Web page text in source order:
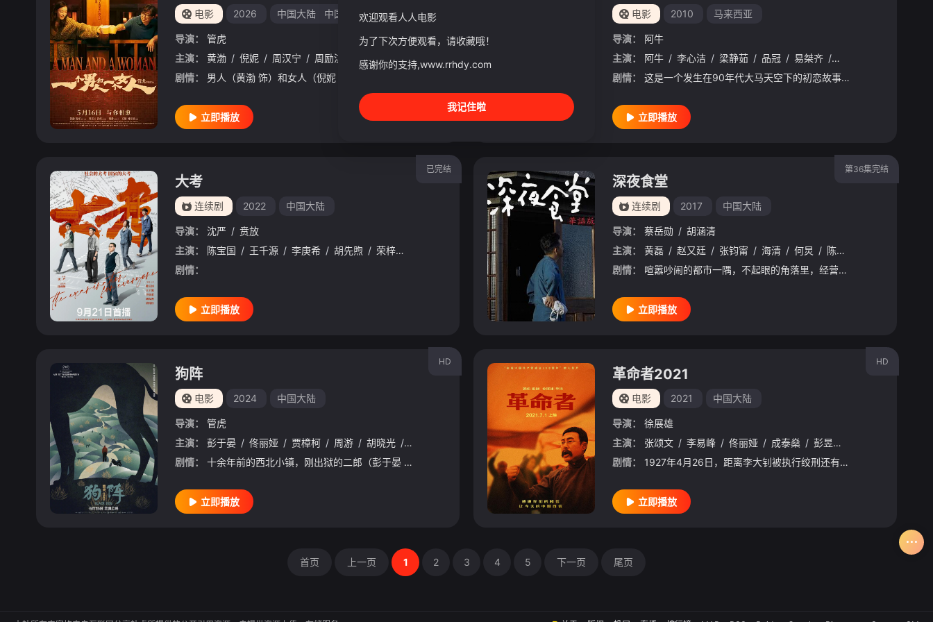
电影 2026 中国大陆 中国香港
导演：
管虎
主演：
黄渤 / 倪妮 / 周汉宁 / 周励淇 伍咏薇 / 梁静 颜卓灵 张松枝 / 夏韶声 / 于黛琴 / 梁志鹏 / 郭思 / 艾妮 / 洪助升
剧情：
立即播放
电影 2010 马来西亚
导演：
阿牛
主演：
阿牛 / 李心洁 / 梁静茹 / 品冠 / 易桀齐 / 曹格
剧情：
这是一个发生在90年代大马天空下的初恋故事。botak（阿牛 饰）是憨厚老实的卖咖啡的儿子，喜欢上了青梅竹马的单亲家庭女孩“打架鱼”周安琪（李心洁 饰），却一直不敢表达。花痴女孩马丽冰（梁静茹 饰）一
立即播放
已完结
大考
连续剧 2022 中国大陆
导演： 沈严 / 贲放
主演：
陈宝国 / 王千源 / 李庚希 / 胡先煦 / 荣梓杉 颜丙燕 王骁 / 曹曦文 蓝盈莹 翟小兴 / 张瑞涵 / 荣飞 / 李添诺 / 王宥钧 /
剧情：
立即播放
第36集完结
深夜食堂
连续剧 2017 中国大陆
导演： 蔡岳勋 / 胡涵清
主演：
黄磊 / 赵又廷 / 张钧甯 / 海清 / 何炅 / 陈意涵
剧情：
喧嚣吵闹的都市一隅，不起眼的角落里，经营着一家从午夜十二点到次日七点营业的小饭馆，被人称作深夜食堂。食堂的菜单仅有大锅菜、啤酒和白酒三样，当然如果客人有什么需要，老板也会专门为他们烹制。食堂的老板（黄
立即播放
HD
狗阵
电影 2024 中国大陆
导演：
管虎
主演：
彭于晏 / 佟丽娅 / 贾樟柯 / 周游 / 胡晓光 / 王奕权 小辛 / 张译 / 袁弘 / 魏晨 赵毅 张建亚 / 张杨 / 王砚辉 / 沙宝亮 / 尹元章
剧情：
十余年前的西北小镇，刚出狱的二郎（彭于晏 饰）重归故土，面对偏见，面对防备，他不知该如何开启新生活。迫于生计加入打狗队后，二郎拯救了一只流浪黑狗，他也在和黑狗的相处中获得了再次上路的勇气。生命在暗处的
立即播放
HD
革命者2021
电影 2021 中国大陆
导演：
徐展雄
主演：
张颂文 / 李易峰 / 佟丽娅 / 成泰燊 / 彭昱畅
剧情：
1927年4月26日，距离李大钊被执行绞刑还有38小时。此时，我党各方力量仍在积极组织着对他的营救行动，而敌人也在千方百计对他施以酷刑，但依旧毫无进展。焦灼之时，一个年轻警察进入狱中欲对守常先生施以新
立即播放
首页 上一页 1 2 3 4 5 下一页 尾页
欢迎观看人人电影
为了下次方便观看，请收藏哦！
感谢你的支持,www.rrhdy.com
我记住啦